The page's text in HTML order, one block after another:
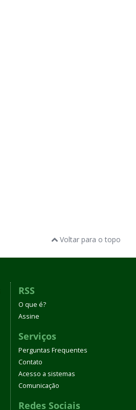
Voltar para o topo
RSS
O que é?
Assine
Serviços
Perguntas Frequentes
Contato
Acesso a sistemas
Comunicação
Redes Sociais